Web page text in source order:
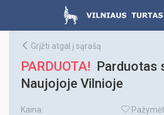
Grįžti atgal į sąrašą
PARDUOTA! Parduotas
Naujojoje Vilnioje
Kaina: